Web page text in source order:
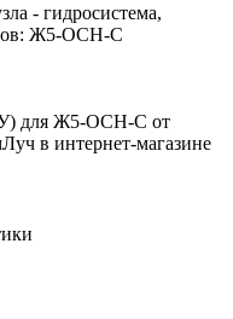
- гидросистема,
Ж5-ОСН-С
для Ж5-ОСН-С от
в интернет-магазине